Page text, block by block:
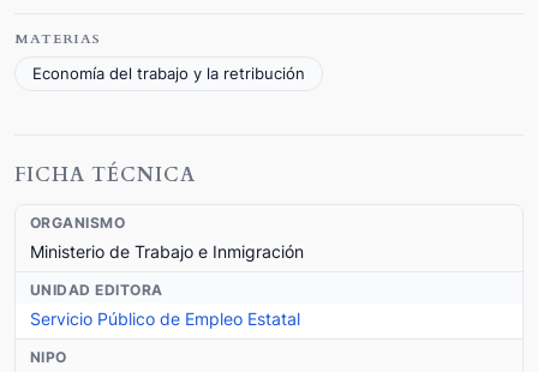
MATERIAS
Economía del trabajo y la retribución
FICHA TÉCNICA
ORGANISMO
Ministerio de Trabajo e Inmigración
UNIDAD EDITORA
Servicio Público de Empleo Estatal
NIPO